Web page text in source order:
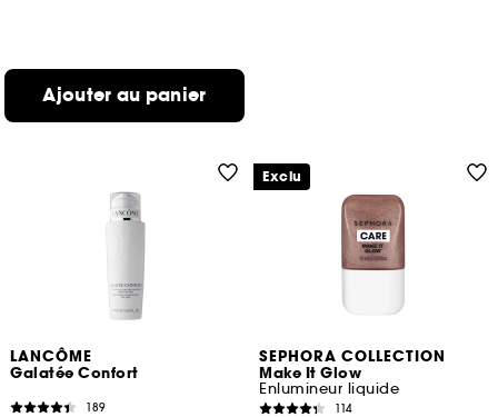
Ajouter au panier
LANCÔME
Galatée Confort
189
SEPHORA COLLECTION
Make It Glow
Enlumineur liquide
114
Exclu